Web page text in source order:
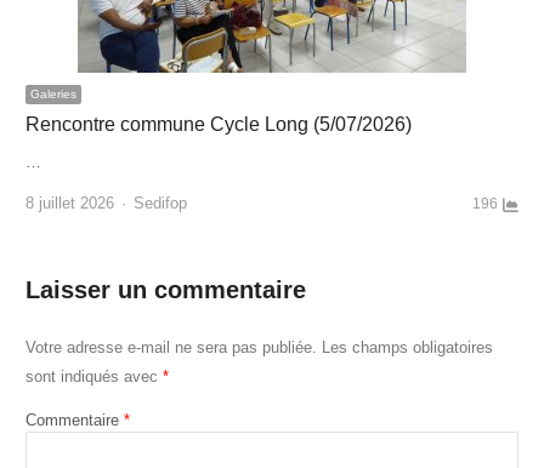
Galeries
Rencontre commune Cycle Long (5/07/2026)
…
8 juillet 2026 Author
Sedifop 196
Laisser un commentaire
Votre adresse e-mail ne sera pas publiée.
Les champs obligatoires
sont indiqués avec *
Commentaire *